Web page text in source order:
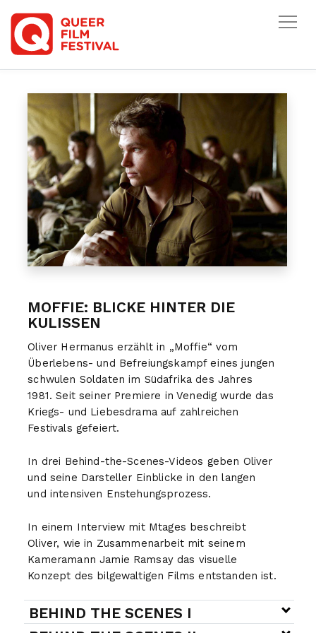
MOFFIE: BLICKE HINTER DIE
KULISSEN
Oliver Hermanus erzählt in „Moffie“ vom
Überlebens- und Befreiungskampf eines jungen
schwulen Soldaten im Südafrika des Jahres
1981. Seit seiner Premiere in Venedig wurde das
Kriegs- und Liebesdrama auf zahlreichen
Festivals gefeiert.
In drei Behind-the-Scenes-Videos geben Oliver
und seine Darsteller Einblicke in den langen
und intensiven Enstehungsprozess.
In einem Interview mit Mtages beschreibt
Oliver, wie in Zusammenarbeit mit seinem
Kameramann Jamie Ramsay das visuelle
Konzept des bilgewaltigen Films entstanden ist.
BEHIND THE SCENES I